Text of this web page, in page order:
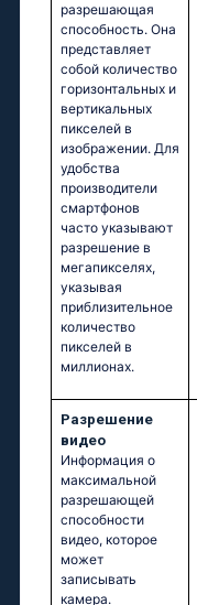
разрешающая
способность. Она
представляет
собой количество
горизонтальных и
вертикальных
пикселей в
изображении. Для
удобства
производители
смартфонов
часто указывают
разрешение в
мегапикселях,
указывая
приблизительное
количество
пикселей в
миллионах.
Разрешение
видео
Информация о
максимальной
разрешающей
способности
видео, которое
может
записывать
камера.